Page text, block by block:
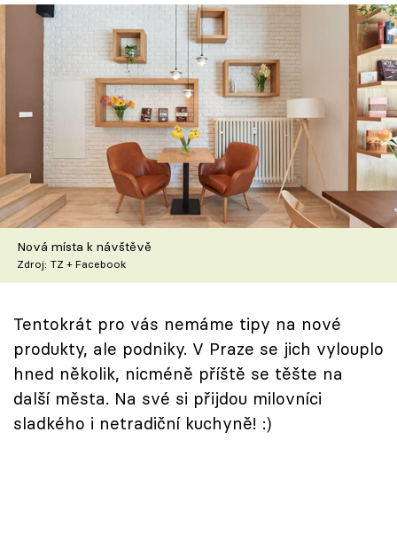
Recepty
Články
TV Program
Škola vaření
Recepty z TV
Speciál: Cuketa
Sledujte prima+
Přihlášení
Nová místa k návštěvě
Zdroj: TZ + Facebook
Tentokrát pro vás nemáme tipy na nové
produkty, ale podniky. V Praze se jich vylouplo
hned několik, nicméně příště se těšte na
další města. Na své si přijdou milovníci
sladkého i netradiční kuchyně! :)